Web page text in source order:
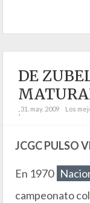
DE
;31. may. 2009 Los
JCGC PULSO
En 1970
campeonato